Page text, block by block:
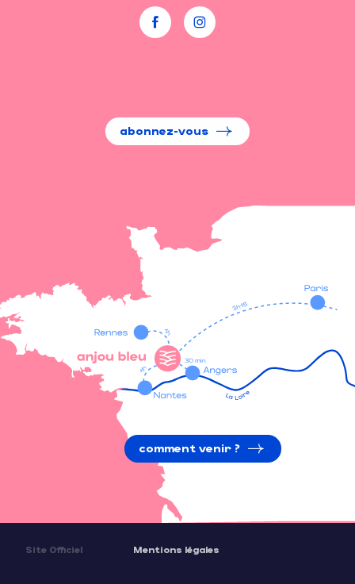
abonnez-vous
comment venir ?
Site Officiel Mentions légales